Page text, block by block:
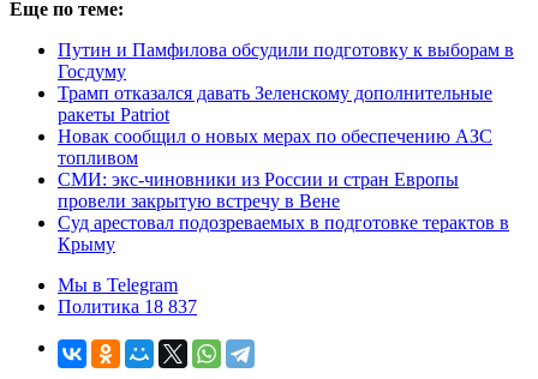
Еще по теме:
Путин и Памфилова обсудили подготовку к выборам в
Госдуму
Трамп отказался давать Зеленскому дополнительные
ракеты Patriot
Новак сообщил о новых мерах по обеспечению АЗС
топливом
СМИ: экс-чиновники из России и стран Европы
провели закрытую встречу в Вене
Суд арестовал подозреваемых в подготовке терактов в
Крыму
Мы в Telegram
Политика 18 837